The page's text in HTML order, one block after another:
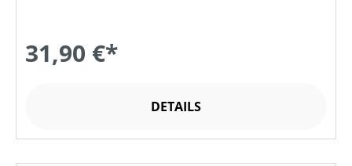
31,90 €*
DETAILS